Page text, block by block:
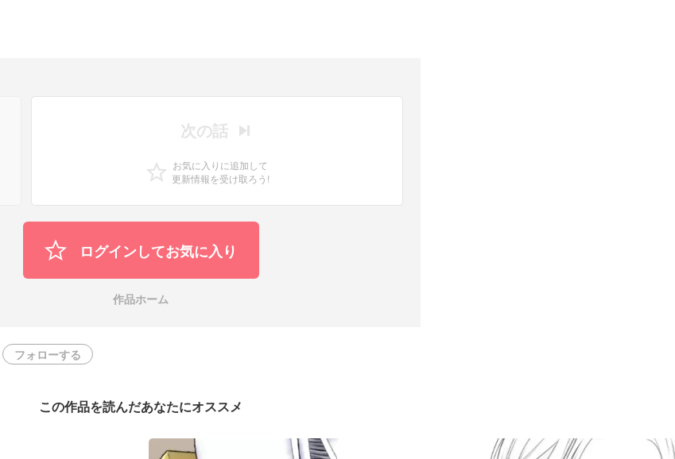
次の話
お気に入りに追加して
更新情報を受け取ろう!
ログインしてお気に入り
作品ホーム
フォローする
この作品を読んだあなたにオススメ